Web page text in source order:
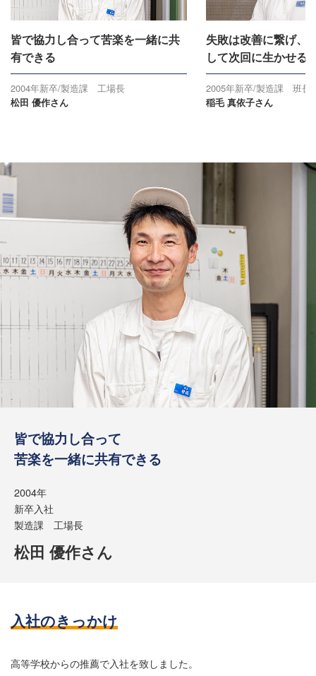
皆で協力し合って苦楽を一緒に共
有できる
2004年新卒/製造課 工場長
松田 優作さん
失敗は改善に繋げ、
して次回に生かせる
2005年新卒/製造課 班長
稲毛 真依子さん
皆で協力し合って
苦楽を一緒に共有できる
2004年
新卒入社
製造課 工場長
松田 優作さん
入社のきっかけ
高等学校からの推薦で入社を致しました。